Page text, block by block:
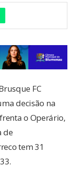
FC
decisão na
o Operário,
de
tem 31